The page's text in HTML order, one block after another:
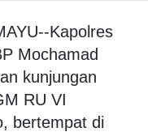
Kapolres
Mochamad
kunjungan
RU VI
bertempat di